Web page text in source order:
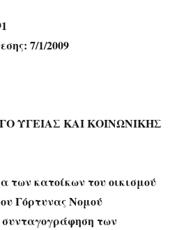
7/1/2009
ΥΓΕΙΑΣ ΚΑΙ ΚΟΙΝΩΝΙΚΗΣ
κατοίκων του οικισμού
Γόρτυνας Νομού
των